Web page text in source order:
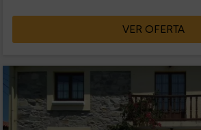
VER OFERTA